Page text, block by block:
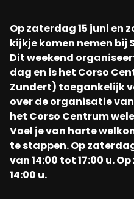
Op zaterdag 15 juni en
kijkje komen nemen bij
Dit weekend
dag en is het Corso
Zundert) toegankelijk
over de organisatie
het Corso Centrum
Voel je van harte
te stappen. Op
van 14:00 tot 17:00 u.
14:00 u.